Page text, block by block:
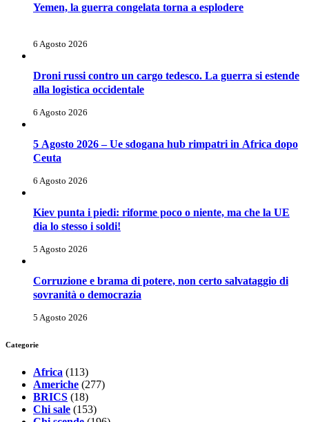
Yemen, la guerra congelata torna a esplodere
6 Agosto 2026
Droni russi contro un cargo tedesco. La guerra si estende
alla logistica occidentale
6 Agosto 2026
5 Agosto 2026 – Ue sdogana hub rimpatri in Africa dopo
Ceuta
6 Agosto 2026
Kiev punta i piedi: riforme poco o niente, ma che la UE
dia lo stesso i soldi!
5 Agosto 2026
Corruzione e brama di potere, non certo salvataggio di
sovranità o democrazia
5 Agosto 2026
Categorie
Africa (113)
Americhe (277)
BRICS (18)
Chi sale (153)